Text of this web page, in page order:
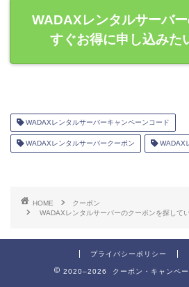
WADAXレンタルサーバ
すぐお得に申し込みた
WADAXレンタルサーバーキャンペーンコード
WADAXレンタルサーバークーポン WADAX
HOME
クーポン
WADAXレンタルサーバーのクーポンを探して
プライバシーポリシー
2020–2026 クーポン・キャンペー